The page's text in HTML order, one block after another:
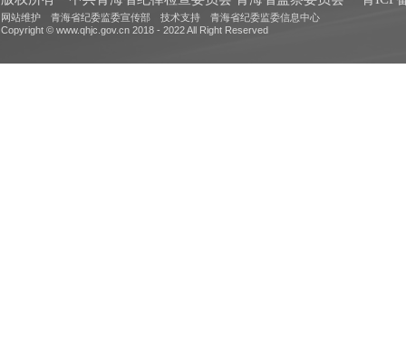
网站维护 青海省纪委监委宣传部 技术支持 青海省纪委监委信息中心
Copyright © www.qhjc.gov.cn 2018 - 2022 All Right Reserved